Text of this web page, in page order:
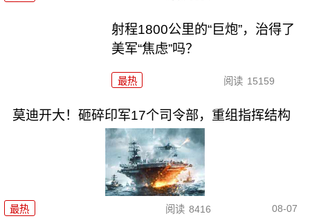
射程1800公里的“巨炮”，治得了
美军“焦虑”吗？
最热 阅读 15159
莫迪开大！砸碎印军17个司令部，重组指挥结构
最热 阅读 8416 08-07